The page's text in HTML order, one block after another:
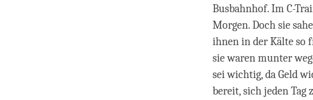
Busbahnhof. Im C-
Morgen. Doch sie
ihnen in der Kälte so
sie waren munter
sei wichtig, da Geld
bereit, sich jeden Tag